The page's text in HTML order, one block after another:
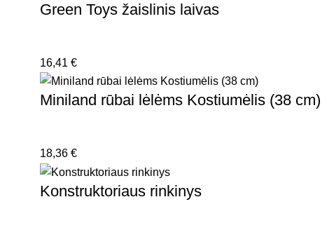
Green Toys žaislinis laivas
16,41 €
Miniland rūbai lėlėms Kostiumėlis (38 cm)
18,36 €
Konstruktoriaus rinkinys